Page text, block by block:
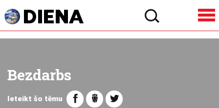
Bezdarbs
Ieteikt šo tēmu